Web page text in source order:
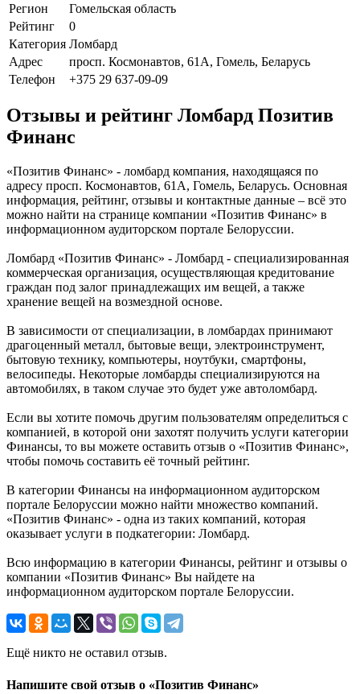
Регион
Гомельская область
Рейтинг
0
Категория Ломбард
Адрес
просп. Космонавтов, 61А, Гомель, Беларусь
Телефон
+375 29 637-09-09
Отзывы и рейтинг Ломбард Позитив
Финанс
«Позитив Финанс» - ломбард компания, находящаяся по
адресу просп. Космонавтов, 61А, Гомель, Беларусь. Основная
информация, рейтинг, отзывы и контактные данные – всё это
можно найти на странице компании «Позитив Финанс» в
информационном аудиторском портале Белоруссии.
Ломбард «Позитив Финанс» - Ломбард - специализированная
коммерческая организация, осуществляющая кредитование
граждан под залог принадлежащих им вещей, а также
хранение вещей на возмездной основе.
В зависимости от специализации, в ломбардах принимают
драгоценный металл, бытовые вещи, электроинструмент,
бытовую технику, компьютеры, ноутбуки, смартфоны,
велосипеды. Некоторые ломбарды специализируются на
автомобилях, в таком случае это будет уже автоломбард.
Если вы хотите помочь другим пользователям определиться с
компанией, в которой они захотят получить услуги категории
Финансы, то вы можете оставить отзыв о «Позитив Финанс»,
чтобы помочь составить её точный рейтинг.
В категории Финансы на информационном аудиторском
портале Белоруссии можно найти множество компаний.
«Позитив Финанс» - одна из таких компаний, которая
оказывает услуги в подкатегории: Ломбард.
Всю информацию в категории Финансы, рейтинг и отзывы о
компании «Позитив Финанс» Вы найдете на
информационном аудиторском портале Белоруссии.
Ещё никто не оставил отзыв.
Напишите свой отзыв о «Позитив Финанс»